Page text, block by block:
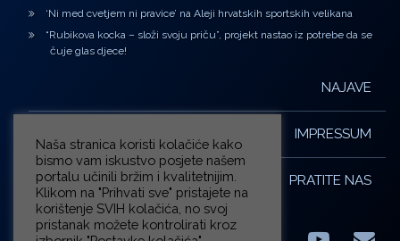
‘Ni med cvetjem ni pravice’ na Aleji hrvatskih sportskih velikana
“Rubikova kocka – složi svoju priču”, projekt nastao iz potrebe da se
čuje glas djece!
NAJAVE
IMPRESSUM
PRATITE NAS
Naša stranica koristi kolačiće kako
bismo vam iskustvo posjete našem
portalu učinili bržim i kvalitetnijim.
Klikom na "Prihvati sve" pristajete na
korištenje SVIH kolačića, no svoj
pristanak možete kontrolirati kroz